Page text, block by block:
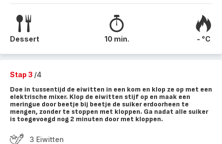
Dessert 10 min. - °C
Stap 3 /4
Doe in tussentijd de eiwitten in een kom en klop ze op met een
elektrische mixer. Klop de eiwitten stijf op en maak een
meringue door beetje bij beetje de suiker erdoorheen te
mengen, zonder te stoppen met kloppen. Ga nadat alle suiker
is toegevoegd nog 2 minuten door met kloppen.
3 Eiwitten